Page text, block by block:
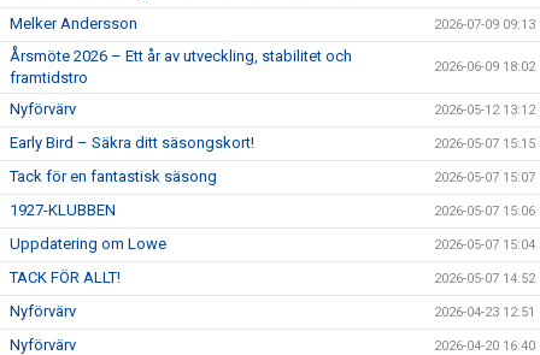
Melker Andersson 2026-07-09 09:13
Årsmöte 2026 – Ett år av utveckling, stabilitet och
framtidstro
2026-06-09 18:02
Nyförvärv 2026-05-12 13:12
Early Bird – Säkra ditt säsongskort! 2026-05-07 15:15
Tack för en fantastisk säsong 2026-05-07 15:07
1927-KLUBBEN 2026-05-07 15:06
Uppdatering om Lowe 2026-05-07 15:04
TACK FÖR ALLT! 2026-05-07 14:52
Nyförvärv 2026-04-23 12:51
Nyförvärv 2026-04-20 16:40